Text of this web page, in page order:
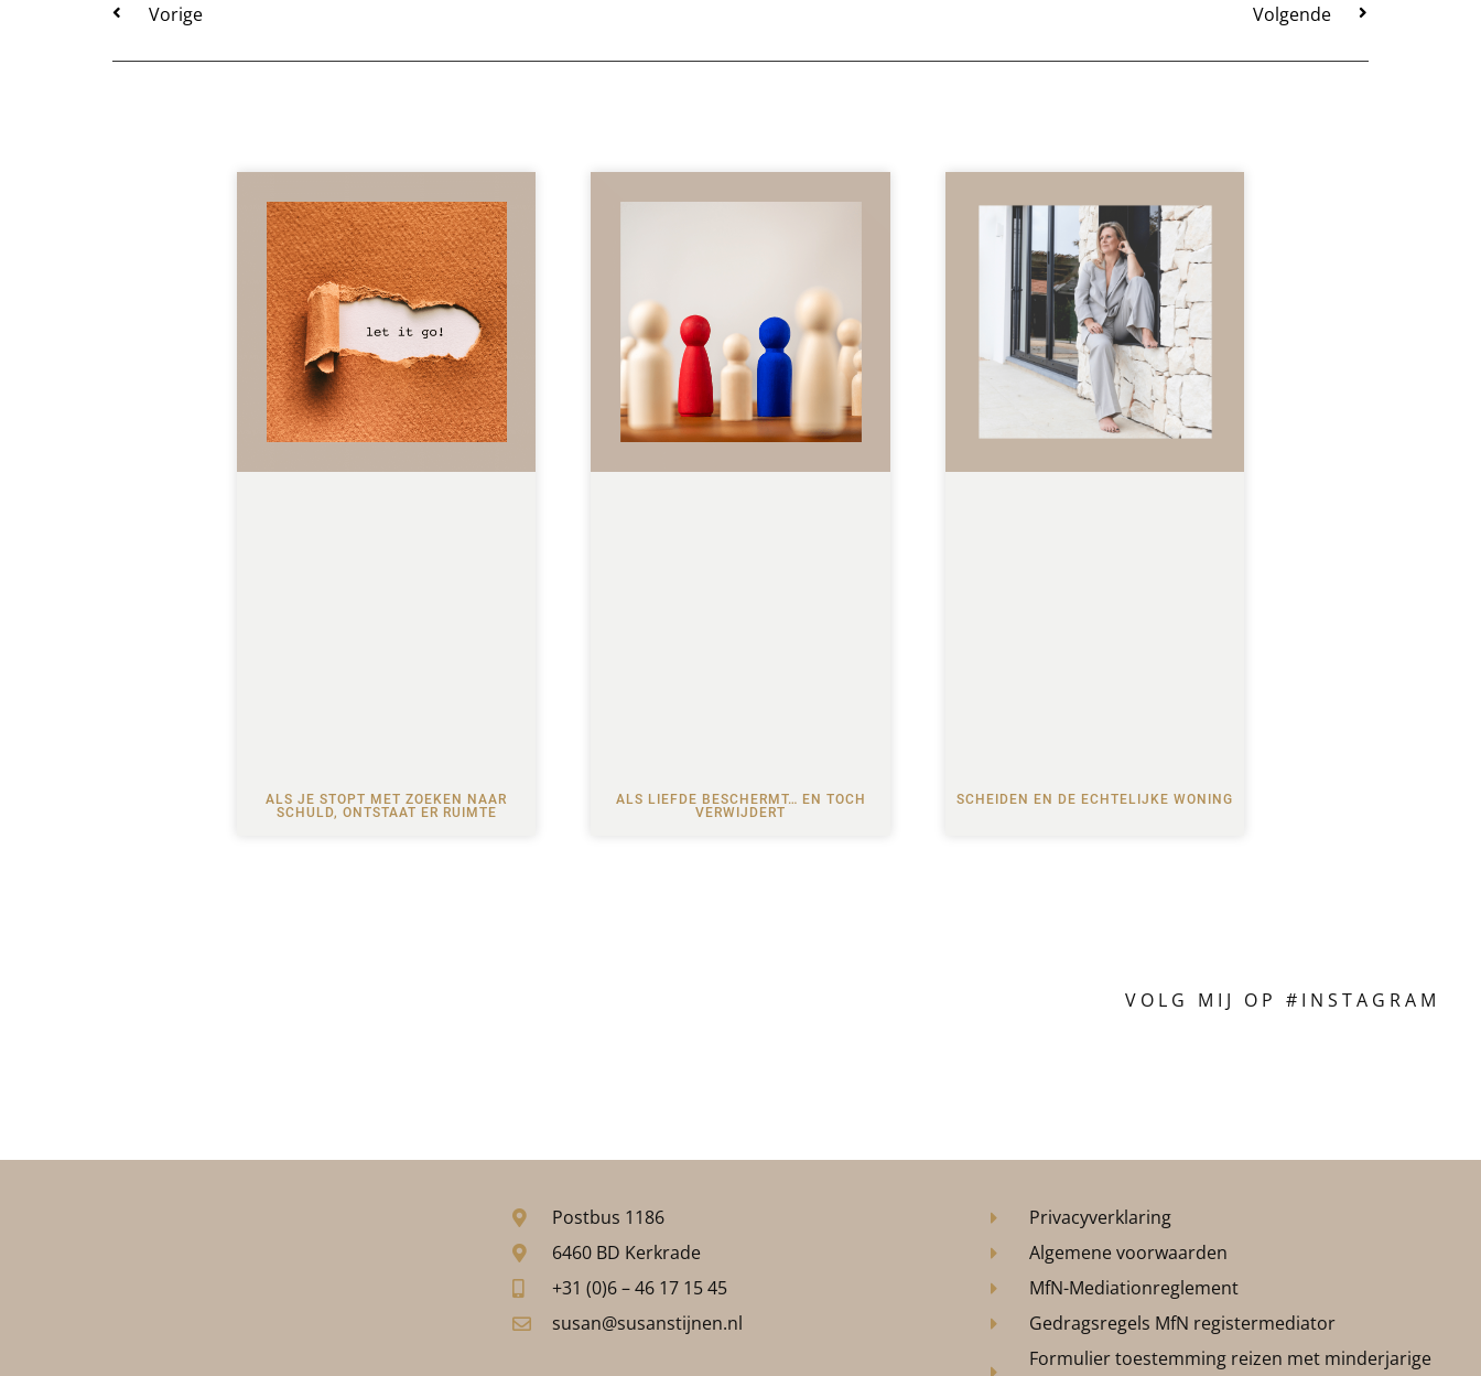
Vorige Volgende
ALS JE STOPT MET ZOEKEN NAAR
SCHULD, ONTSTAAT ER RUIMTE
ALS LIEFDE BESCHERMT… EN TOCH
VERWIJDERT
SCHEIDEN EN DE ECHTELIJKE WONING
VOLG MIJ OP #INSTAGRAM
Postbus 1186
6460 BD Kerkrade
+31 (0)6 – 46 17 15 45
susan@susanstijnen.nl
Privacyverklaring
Algemene voorwaarden
MfN-Mediationreglement
Gedragsregels MfN registermediator
Formulier toestemming reizen met minderjarige